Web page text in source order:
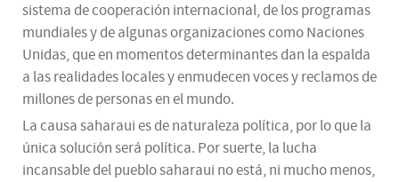
sistema de cooperación internacional, de los programas
mundiales y de algunas organizaciones como Naciones
Unidas, que en momentos determinantes dan la espalda
a las realidades locales y enmudecen voces y reclamos de
millones de personas en el mundo.
La causa saharaui es de naturaleza política, por lo que la
única solución será política. Por suerte, la lucha
incansable del pueblo saharaui no está, ni mucho menos,